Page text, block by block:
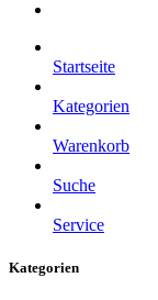
Startseite
Kategorien
Warenkorb
Suche
Service
Kategorien